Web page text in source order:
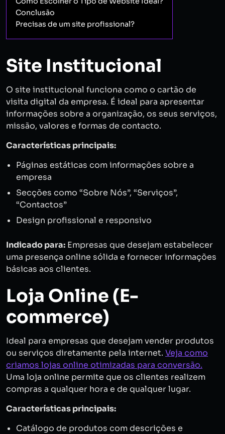
Conclusão
Precisas de um site profissional?
Site Institucional
O site institucional funciona como o cartão de
visita digital da empresa. É ideal para apresentar
informações sobre a organização, os seus serviços,
missão, valores e formas de contacto.
Características principais:
Páginas estáticas com informações sobre a
empresa
Secções como “Sobre Nós”, “Serviços”,
“Contactos”
Design profissional e responsivo
Indicado para: Empresas que desejam estabelecer
uma presença online sólida e fornecer informações
básicas aos clientes.
Loja Online (E-
commerce)
Ideal para empresas que desejam vender produtos
ou serviços diretamente pela internet. Veja como
criamos lojas online otimizadas para conversão.
Uma loja online permite que os clientes realizem
compras a qualquer hora e de qualquer lugar.
Características principais:
Catálogo de produtos com descrições e